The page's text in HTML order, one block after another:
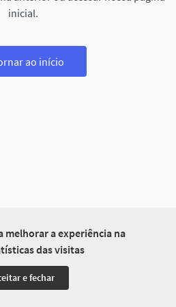
melhorar a experiência na
das visitas
e fechar
inicial.
ao início